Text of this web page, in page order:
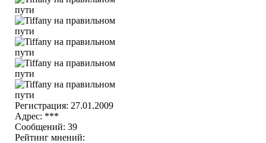
Регистрация: 27.01.2009
Адрес: ***
Сообщений: 39
Рейтинг мнений: